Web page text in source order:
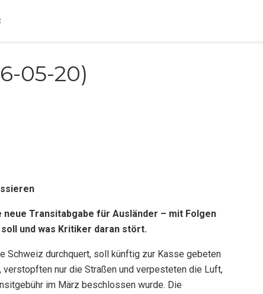
05-20)
Transitabgabe für Ausländer – mit Folgen
und was Kritiker daran stört.
Schweiz durchquert, soll künftig zur Kasse gebeten
nur die Straßen und verpesteten die Luft,
im März beschlossen wurde. Die